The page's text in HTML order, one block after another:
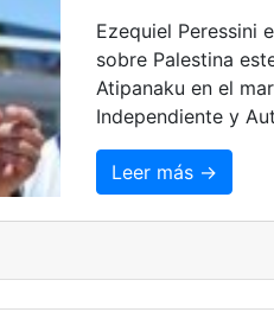
Ezequiel Peressini
sobre Palestina
Atipanaku en el
Independiente y
Leer más →